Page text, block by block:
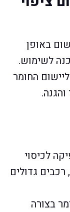
באופן
לשימוש.
החומר
גדולים
בצורה